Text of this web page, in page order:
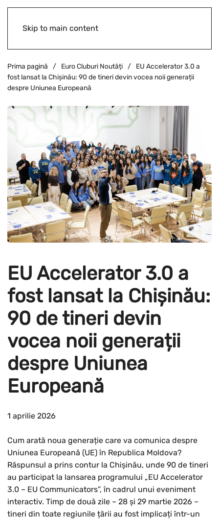
Skip to main content
Prima pagină Euro Cluburi Noutăți
EU Accelerator 3.0 a
fost lansat la Chișinău: 90 de tineri devin vocea noii generații
despre Uniunea Europeană
EU Accelerator 3.0 a
fost lansat la Chișinău:
90 de tineri devin
vocea noii generații
despre Uniunea
Europeană
1 aprilie 2026
Cum arată noua generație care va comunica despre
Uniunea Europeană (UE) în Republica Moldova?
Răspunsul a prins contur la Chișinău, unde 90 de tineri
au participat la lansarea programului „EU Accelerator
3.0 – EU Communicators”, în cadrul unui eveniment
interactiv. Timp de două zile – 28 și 29 martie 2026 –
tineri din toate regiunile țării au fost implicați într-un